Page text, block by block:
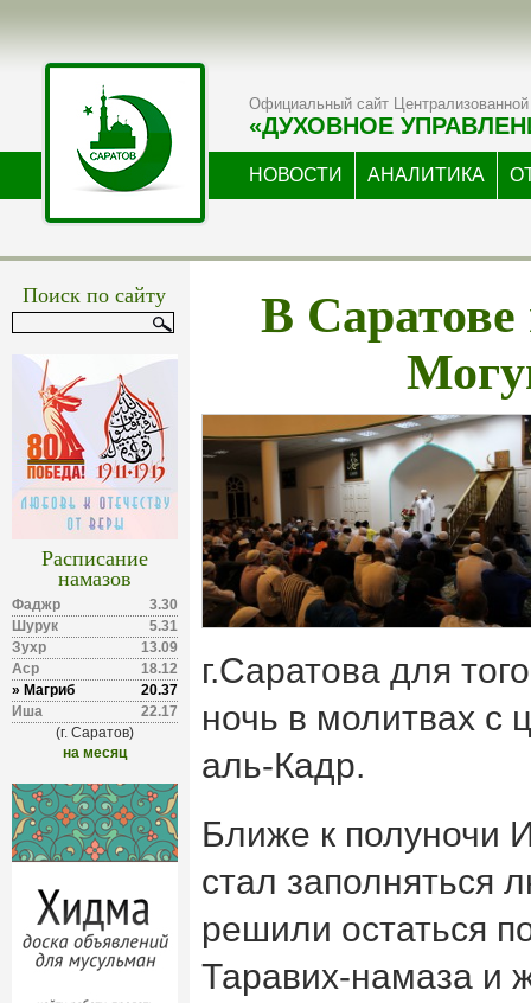
Официальный сайт Централизованной
«ДУХОВНОЕ
НОВОСТИ АНАЛИТИКА
Поиск по сайту
Расписание
намазов
Фаджр
3.30
Шурук
5.31
Зухр
13.09
Аср
18.12
» Магриб
20.37
Иша
22.17
(г. Саратов)
на месяц
В
г.Саратова для
ночь в молитвах с
аль-Кадр.
Ближе к полуночи
стал заполняться
решили остаться
Таравих-намаза и